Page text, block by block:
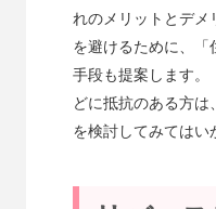
れのメリットとデ
を避けるために、「
手段も提案します。
どに抵抗のある方
を検討してみてはい